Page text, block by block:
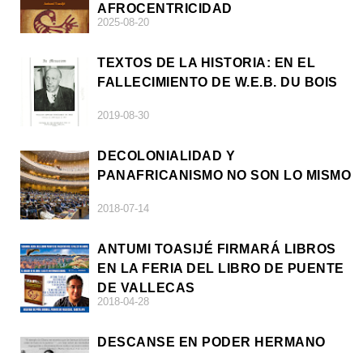
AFROCENTRICIDAD
2025-08-20
TEXTOS DE LA HISTORIA: EN EL
FALLECIMIENTO DE W.E.B. DU BOIS
2019-08-30
DECOLONIALIDAD Y
PANAFRICANISMO NO SON LO MISMO
2018-07-14
ANTUMI TOASIJÉ FIRMARÁ LIBROS
EN LA FERIA DEL LIBRO DE PUENTE
DE VALLECAS
2018-04-28
DESCANSE EN PODER HERMANO